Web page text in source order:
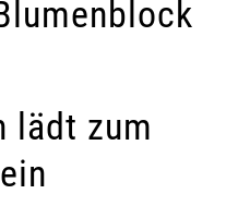
lädt zum